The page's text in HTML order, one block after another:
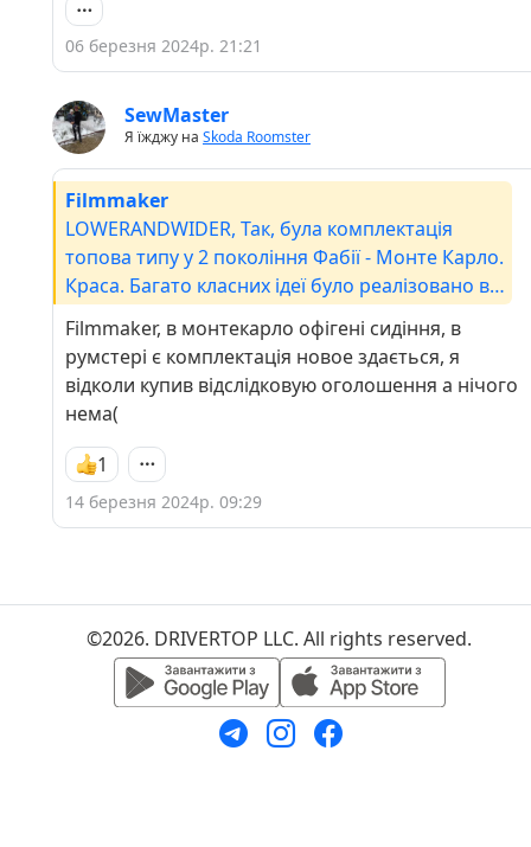
06 березня 2024р. 21:21
SewMaster
Я їжджу на Skoda Roomster
Filmmaker
LOWERANDWIDER, Так, була комплектація
топова типу у 2 покоління Фабії - Монте Карло.
Краса. Багато класних ідеї було реалізовано в
Filmmaker, в монтекарло офігені сидіння, в
румстері є комплектація новое здається, я
відколи купив відслідковую оголошення а нічого
нема(
1
14 березня 2024р. 09:29
©2026. DRIVERTOP LLC. All rights reserved.